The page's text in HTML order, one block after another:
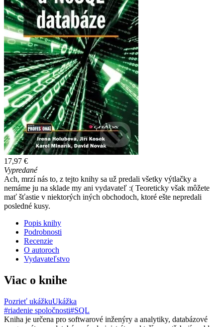
17,97 €
Vypredané
Ach, mrzí nás to, z tejto knihy sa už predali všetky výtlačky a
nemáme ju na sklade my ani vydavateľ :( Teoreticky však môžete
mať šťastie v niektorých iných obchodoch, ktoré ešte nepredali
posledné kusy.
Popis knihy
Podrobnosti
Recenzie
O autoroch
Vydavateľstvo
Viac o knihe
Pozrieť ukážkuUkážka
#riadenie spoločnosti#SQL
Kniha je určena pro softwarové inženýry a analytiky, databázové